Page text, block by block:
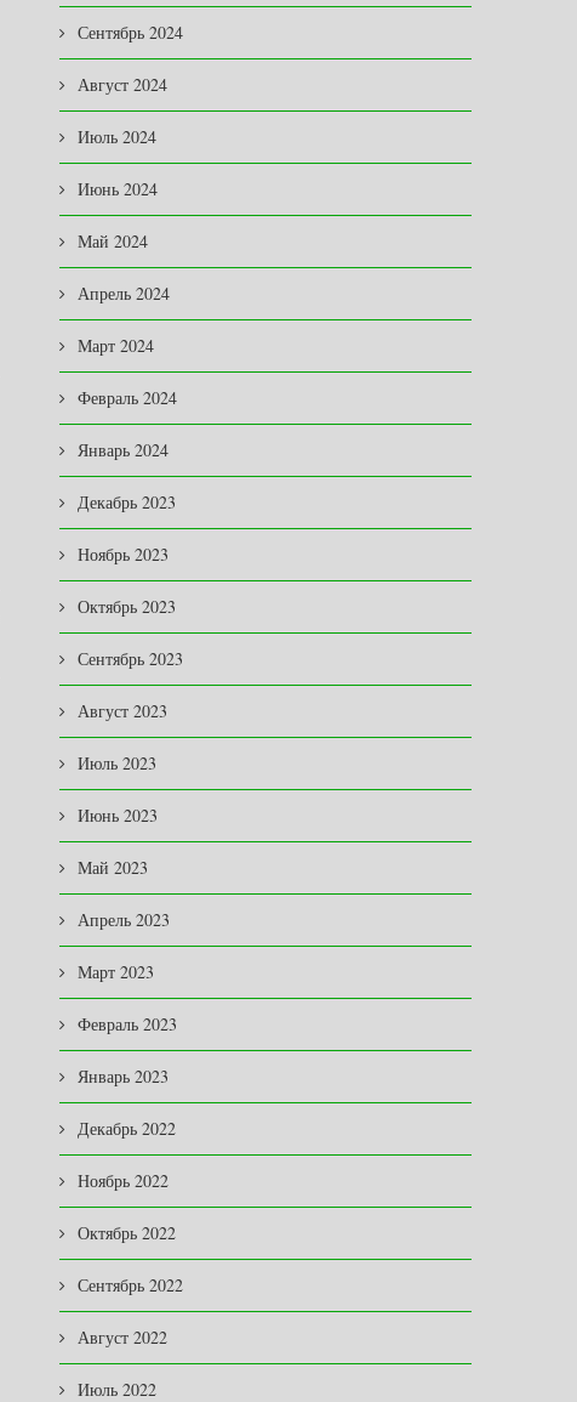
НОВАЯ ЖИЗНЬ ЛЕГЕНДАРНОЙ
«ПОЛУТОРКИ» …
03.08.2026
Сентябрь 2024
Август 2024
Июль 2024
Июнь 2024
Май 2024
Апрель 2024
Март 2024
Февраль 2024
Январь 2024
Декабрь 2023
Ноябрь 2023
Октябрь 2023
Сентябрь 2023
Август 2023
Июль 2023
Июнь 2023
Май 2023
Апрель 2023
Март 2023
Февраль 2023
Январь 2023
Декабрь 2022
Ноябрь 2022
Октябрь 2022
Сентябрь 2022
Август 2022
Июль 2022